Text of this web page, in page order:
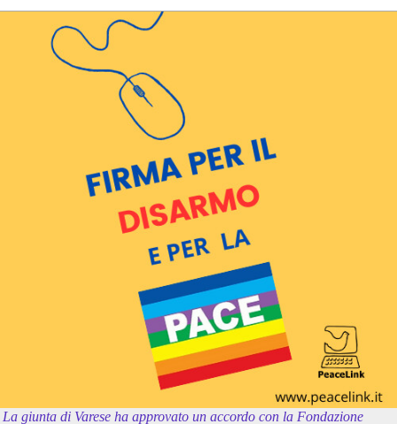
La giunta di Varese ha approvato un accordo con la Fondazione